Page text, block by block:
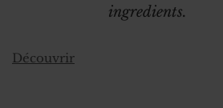
ingredients.
Découvrir